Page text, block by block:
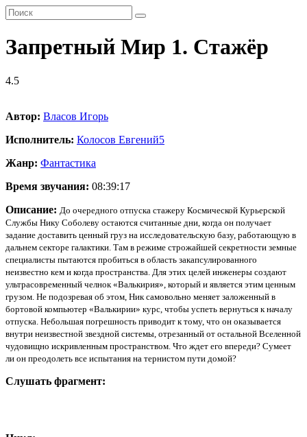
Запретный Мир 1. Стажёр
4.5
Автор: Власов Игорь
Исполнитель: Колосов Евгений5
Жанр: Фантастика
Время звучания: 08:39:17
Описание: До очередного отпуска стажеру Космической Курьерской
Службы Нику Соболеву остаются считанные дни, когда он получает
задание доставить ценный груз на исследовательскую базу, работающую в
дальнем секторе галактики. Там в режиме строжайшей секретности земные
специалисты пытаются пробиться в область закапсулированного
неизвестно кем и когда пространства. Для этих целей инженеры создают
ультрасовременный челнок «Валькирия», который и является этим ценным
грузом. Не подозревая об этом, Ник самовольно меняет заложенный в
бортовой компьютер «Валькирии» курс, чтобы успеть вернуться к началу
отпуска. Небольшая погрешность приводит к тому, что он оказывается
внутри неизвестной звездной системы, отрезанный от остальной Вселенной
чудовищно искривленным пространством. Что ждет его впереди? Сумеет
ли он преодолеть все испытания на тернистом пути домой?
Слушать фрагмент: